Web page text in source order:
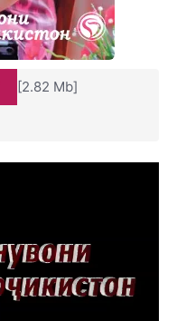
[2.82 Mb]